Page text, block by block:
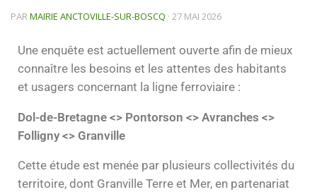
PARMAIRIE ANCTOVILLE-SUR-BOSCQ · 27 MAI 2026
Une enquête est actuellement ouverte afin de mieux
connaître les besoins et les attentes des habitants
et usagers concernant la ligne ferroviaire :
Dol-de-Bretagne <> Pontorson <> Avranches <>
Folligny <> Granville
Cette étude est menée par plusieurs collectivités du
territoire, dont Granville Terre et Mer, en partenariat